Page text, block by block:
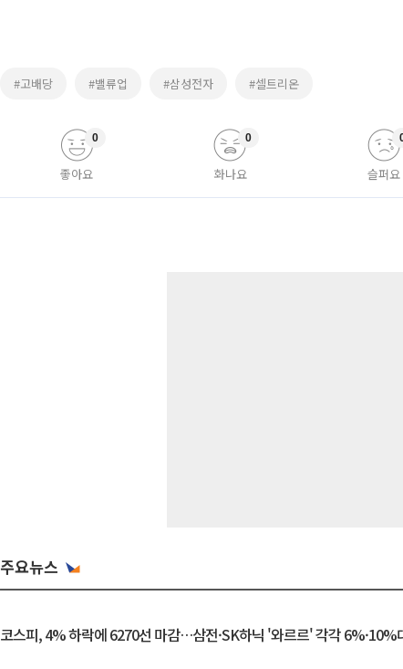
#고배당 #밸류업 #삼성전자 #셀트리온
좋아요
0
화나요
0
슬퍼요
주요뉴스
코스피, 4% 하락에 6270선 마감…삼전·SK하닉 '와르르' 각각 6%·10%